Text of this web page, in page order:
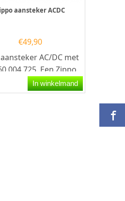
aansteker ACDC
€49,90
AC/DC met
Een Zippo
is eenIn winkelmand